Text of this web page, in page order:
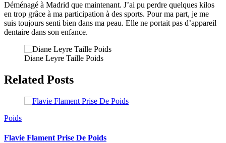
Déménagé à Madrid que maintenant. J’ai pu perdre quelques kilos
en trop grâce à ma participation à des sports. Pour ma part, je me
suis toujours senti bien dans ma peau. Elle ne portait pas d’appareil
dentaire dans son enfance.
Diane Leyre Taille Poids
Related Posts
Poids
Flavie Flament Prise De Poids